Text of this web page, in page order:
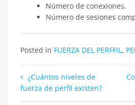
Número de conexiones.
Número de sesiones
Posted in FUERZA DEL PERFFIL,
Navegación
de
¿Cuántos niveles de
fuerza de perfil existen?